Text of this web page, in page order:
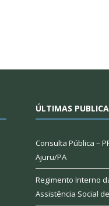
ÚLTIMAS
Consulta Pública –
Ajuru/PA
Regimento Interno
Assistência Social